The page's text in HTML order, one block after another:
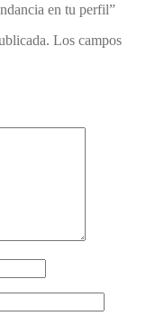
en tu perfil”
Los campos